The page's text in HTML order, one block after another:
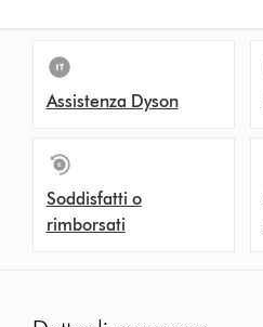
Assistenza Dyson
Soddisfatti o
rimborsati